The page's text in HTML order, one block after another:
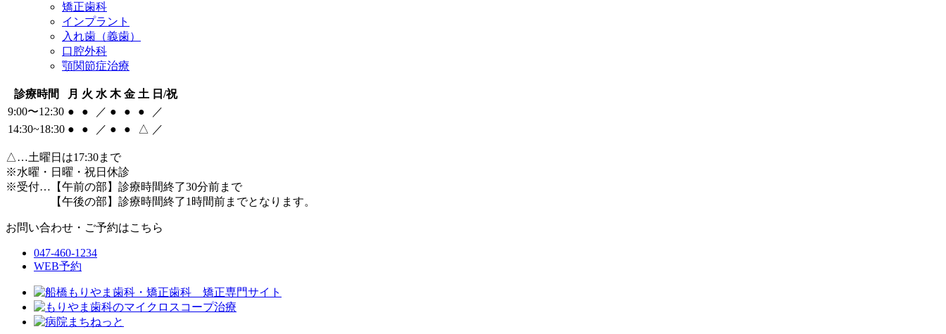
矯正歯科
インプラント
入れ歯（義歯）
口腔外科
顎関節症治療
診療時間 月 火 水 木 金 土 日/祝
9:00〜12:30 ● ● ／ ● ● ●
／
14:30~18:30 ● ● ／ ● ● △ ／
△…土曜日は17:30まで
※水曜・日曜・祝日休診
※受付…【午前の部】診療時間終了30分前まで
【午後の部】診療時間終了1時間前までとなります。
お問い合わせ・ご予約はこちら
047-460-1234
WEB予約